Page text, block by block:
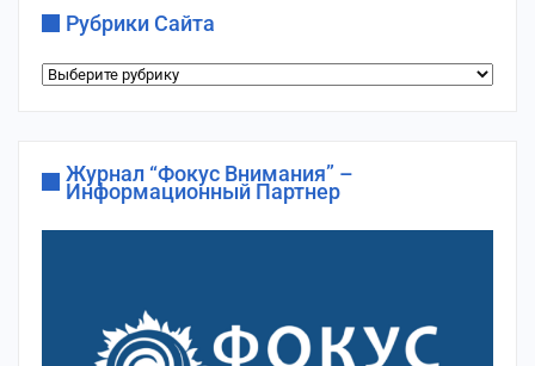
Рубрики Сайта
Рубрики
Журнал “Фокус Внимания” –
Информационный Партнер